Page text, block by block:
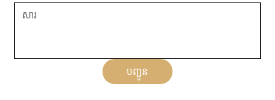
បញ្ជូន